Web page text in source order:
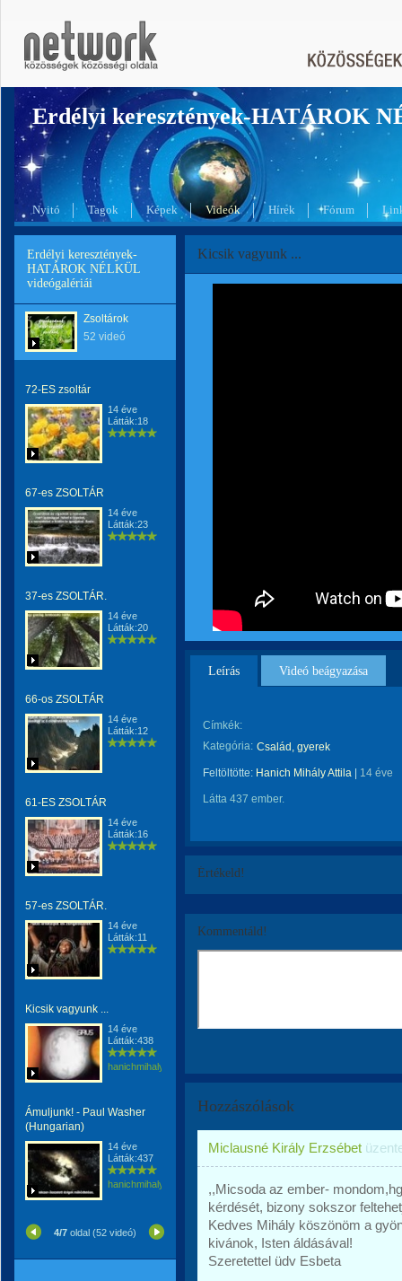
Erdélyi keresztények-HATÁROK
Nyitó Tagok Képek Videók Hírek Fórum
Erdélyi keresztények-
HATÁROK NÉLKÜL
videógalériái
Zsoltárok
52 videó
72-ES zsoltár
14 éve
Látták:18
67-es ZSOLTÁR
14 éve
Látták:23
37-es ZSOLTÁR.
14 éve
Látták:20
66-os ZSOLTÁR
14 éve
Látták:12
61-ES ZSOLTÁR
14 éve
Látták:16
57-es ZSOLTÁR.
14 éve
Látták:11
Kicsik vagyunk ...
14 éve
Látták:438
hanichmihalyattila
Ámuljunk! - Paul Washer
(Hungarian)
14 éve
Látták:437
hanichmihalyattila
4/7 oldal (52 videó)
Kicsik vagyunk ...
Leírás Videó beágyazása
Címkék:
Kategória: Család, gyerek
Feltöltötte: Hanich Mihály Attila 14 éve
Látta 437 ember.
Értékeld!
Kommentáld!
Hozzászólások
Miclausné Király Erzsébet
,,Micsoda az ember-
kérdését, bizony sokszor
Kedves Mihály köszönöm a
kivánok, Isten áldásával!
Szeretettel üdv Esbeta